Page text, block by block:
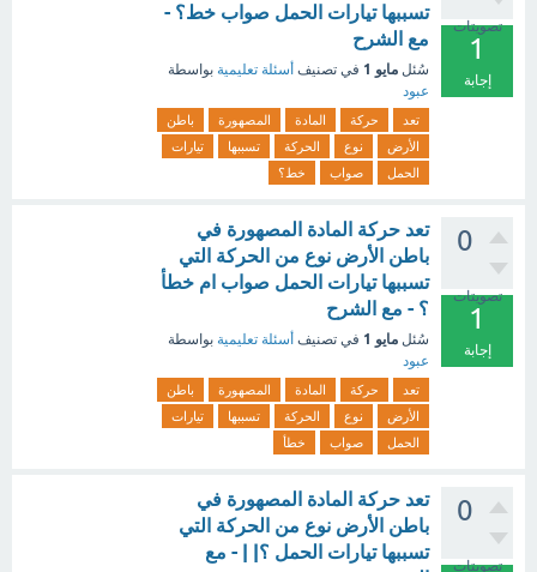
تصويتات
1
إجابة
تسببها تيارات الحمل صواب خط؟ -
مع الشرح
سُئل مايو 1 في تصنيف أسئلة تعليمية بواسطة
عبود
تعد حركة المادة المصهورة
باطن
الأرض
نوع الحركة تسببها
تيارات
الحمل
صواب خط؟
0
تصويتات
1
إجابة
تعد حركة المادة المصهورة في
باطن الأرض نوع من الحركة التي
تسببها تيارات الحمل صواب ام خطأ
؟ - مع الشرح
سُئل مايو 1 في تصنيف أسئلة تعليمية بواسطة
عبود
تعد حركة المادة المصهورة
باطن
الأرض
نوع الحركة تسببها
تيارات
الحمل
صواب خطأ
0
تصويتات
تعد حركة المادة المصهورة في
باطن الأرض نوع من الحركة التي
تسببها تيارات الحمل ؟| | - مع